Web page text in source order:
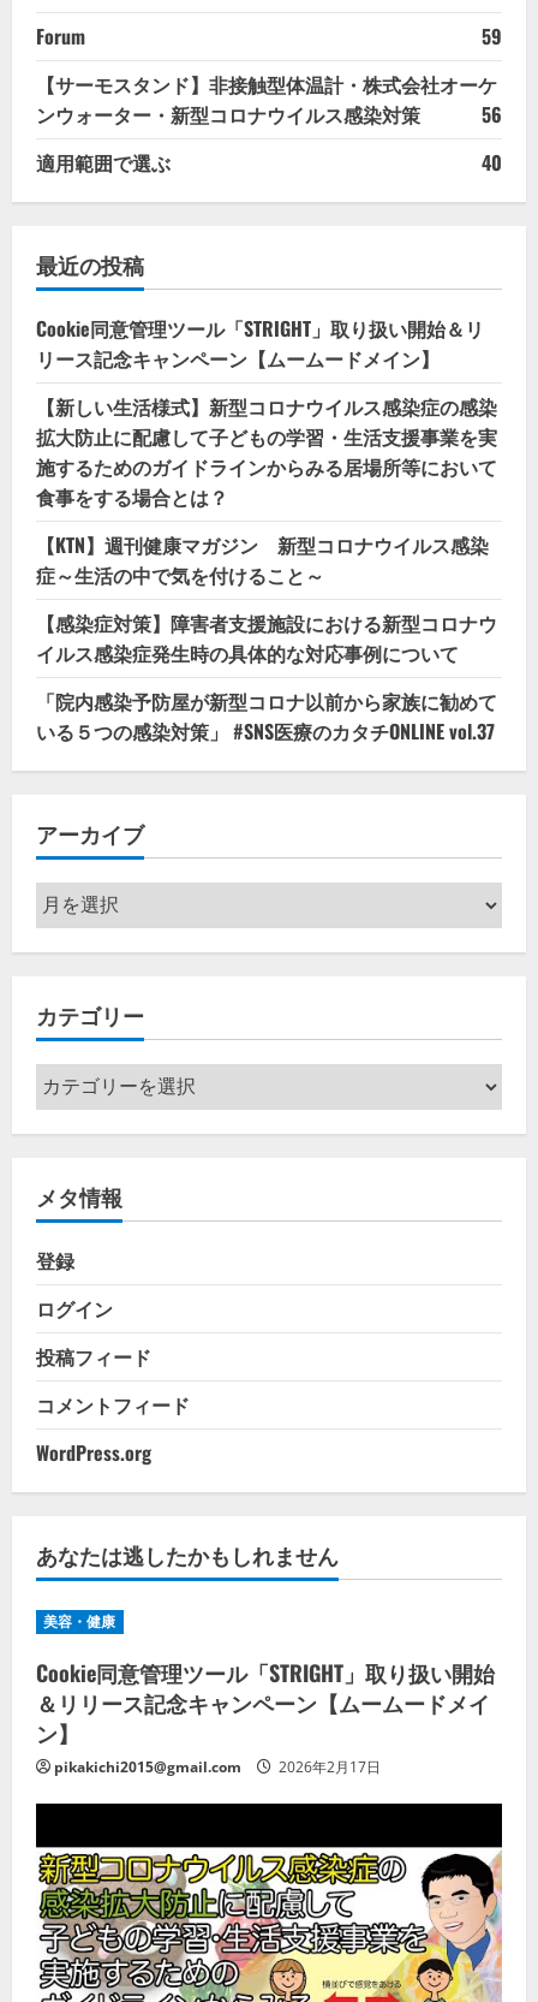
Forum
59
【サーモスタンド】非接触型体温計・株式会社オーケ
ンウォーター・新型コロナウイルス感染対策
56
適用範囲で選ぶ
40
最近の投稿
Cookie同意管理ツール「STRIGHT」取り扱い開始＆リ
リース記念キャンペーン【ムームードメイン】
【新しい生活様式】新型コロナウイルス感染症の感染
拡大防止に配慮して子どもの学習・生活支援事業を実
施するためのガイドラインからみる居場所等において
食事をする場合とは？
【KTN】週刊健康マガジン 新型コロナウイルス感染
症～生活の中で気を付けること～
【感染症対策】障害者支援施設における新型コロナウ
イルス感染症発生時の具体的な対応事例について
「院内感染予防屋が新型コロナ以前から家族に勧めて
いる５つの感染対策」 #SNS医療のカタチONLINE vol.37
アーカイブ
ア
ー
カ
ブ
カテゴリー
カ
テ
ゴ
ー
メタ情報
登録
ログイン
投稿フィード
コメントフィード
WordPress.org
あなたは逃したかもしれません
美容・健康
Cookie同意管理ツール「STRIGHT」取り扱い開始
＆リリース記念キャンペーン【ムームードメイ
ン】
pikakichi2015@gmail.com 2026年2月17日